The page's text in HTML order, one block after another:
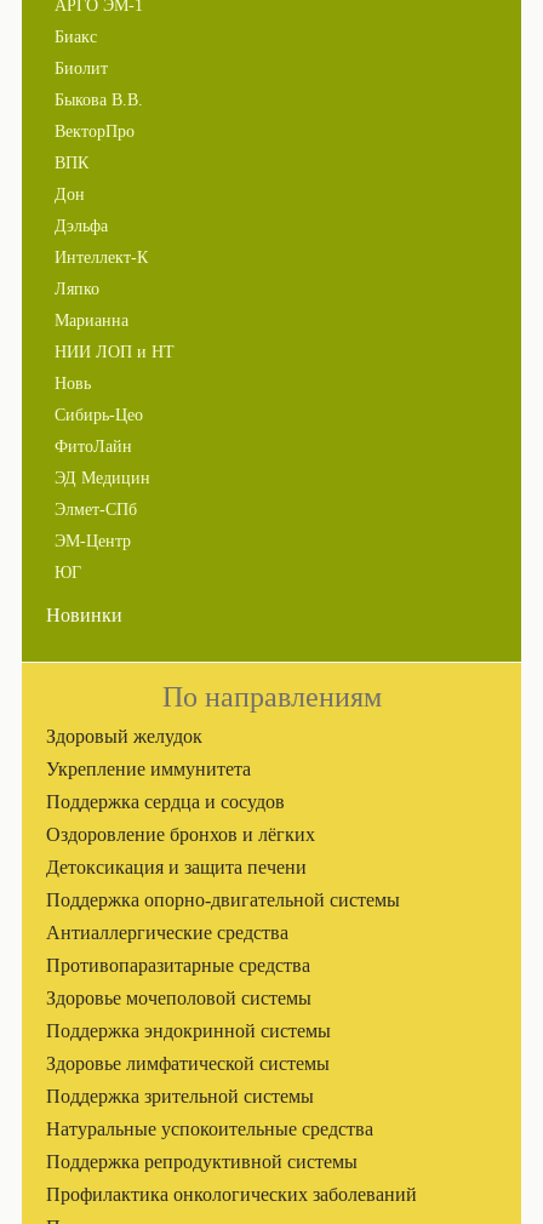
АРГО ЭМ-1
Биакс
Биолит
Быкова В.В.
ВекторПро
ВПК
Дон
Дэльфа
Интеллект-К
Ляпко
Марианна
НИИ ЛОП и НТ
Новь
Сибирь-Цео
ФитоЛайн
ЭД Медицин
Элмет-СПб
ЭМ-Центр
ЮГ
Новинки
По направлениям
Здоровый желудок
Укрепление иммунитета
Поддержка сердца и сосудов
Оздоровление бронхов и лёгких
Детоксикация и защита печени
Поддержка опорно-двигательной системы
Антиаллергические средства
Противопаразитарные средства
Здоровье мочеполовой системы
Поддержка эндокринной системы
Здоровье лимфатической системы
Поддержка зрительной системы
Натуральные успокоительные средства
Поддержка репродуктивной системы
Профилактика онкологических заболеваний